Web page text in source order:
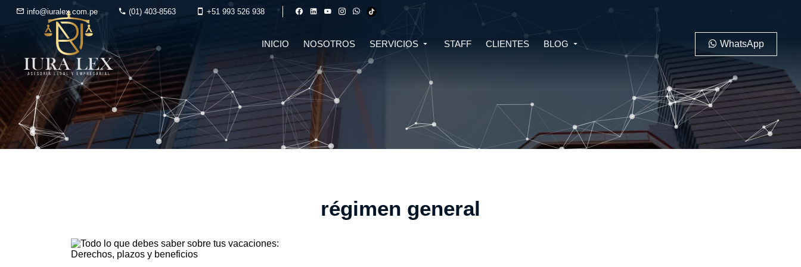
info@iuralex.com.pe (01) 403-8563 +51 993 526 938
INICIO NOSOTROS SERVICIOS
DERECHO FINANCIERO Y
CRIPTOMONEDAS
DERECHO CIVIL
DERECHO DE SALUD Y
BIOTECNOLOGÍA
DERECHO EMPRESARIAL Y
CORPORATIVO
DERECHO DIGITAL E IA
DERECHO INMOBILIARIO DERECHO MIGRATORIO
STAFF CLIENTES BLOG
PENAL
LABORAL
INMOBILIARIO
WhatsApp
régimen general